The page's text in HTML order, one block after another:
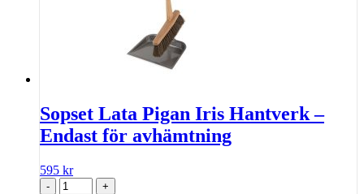
Sopset Lata Pigan Iris Hantverk –
Endast för avhämtning
595 kr
- +